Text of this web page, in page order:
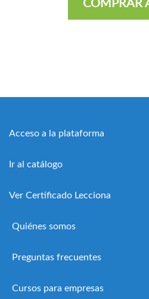
Acceso a la plataforma
Ir al catálogo
Ver Certificado Lecciona
Quiénes somos
Preguntas frecuentes
Cursos para empresas